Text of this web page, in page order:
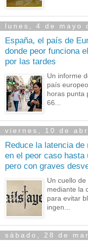
lunes, 4 de mayo
España, el país de
donde peor funciona
por las tardes
Un informe
país
horas punta
66...
viernes, 10 de
Reduce la latencia de
en el peor caso hasta
pero con graves
Un cuello
mediante la
para evitar
ingen...
sábado, 28 de